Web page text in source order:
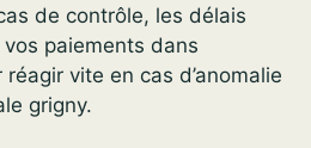
de contrôle, les délais
vos paiements dans
réagir vite en cas d’anomalie
grigny.